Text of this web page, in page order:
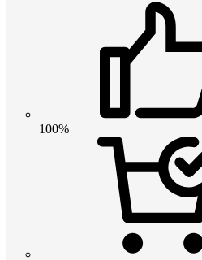
100%